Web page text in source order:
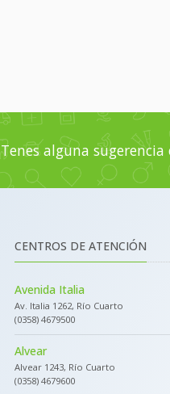
Tenes alguna
CENTROS DE ATENCIÓN
Avenida Italia
Av. Italia 1262, Río Cuarto
(0358) 4679500
Alvear
Alvear 1243, Río Cuarto
(0358) 4679600